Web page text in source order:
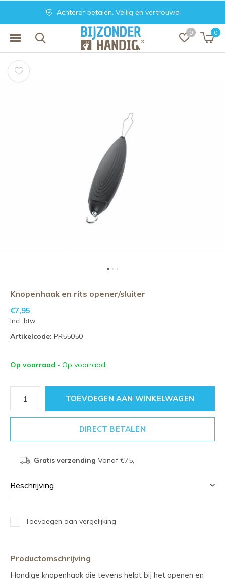
0 0
Achteraf betalen. Veilig en vertrouwd
Knopenhaak en rits opener/sluiter
€7,95
Incl. btw
Artikelcode: PR55050
Op voorraad - Op voorraad
TOEVOEGEN AAN WINKELWAGEN
DIRECT BETALEN
Gratis verzending Vanaf €75,-
Beschrijving
Toevoegen aan vergelijking
Productomschrijving
Handige knopenhaak die tevens helpt bij het openen en